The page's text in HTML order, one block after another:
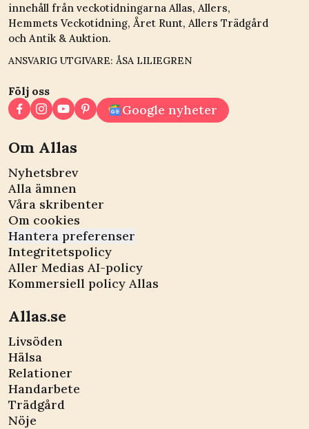
innehåll från veckotidningarna Allas, Allers,
Hemmets Veckotidning, Året Runt, Allers Trädgård
och Antik & Auktion.
ANSVARIG UTGIVARE: ÅSA LILIEGREN
Följ oss
Google nyheter
Om Allas
Nyhetsbrev
Alla ämnen
Våra skribenter
Om cookies
Hantera preferenser
Integritetspolicy
Aller Medias AI-policy
Kommersiell policy Allas
Allas.se
Livsöden
Hälsa
Relationer
Handarbete
Trädgård
Nöje